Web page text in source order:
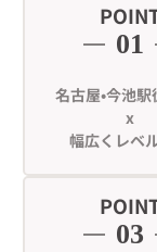
01
名古屋•今池
x
幅広くレベ
03